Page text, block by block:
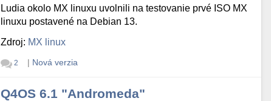
Ludia okolo MX linuxu uvolnili na testovanie prvé ISO MX
linuxu postavené na Debian 13.
Zdroj: MX linux
2 | Nová verzia
Q4OS 6.1 "Andromeda"